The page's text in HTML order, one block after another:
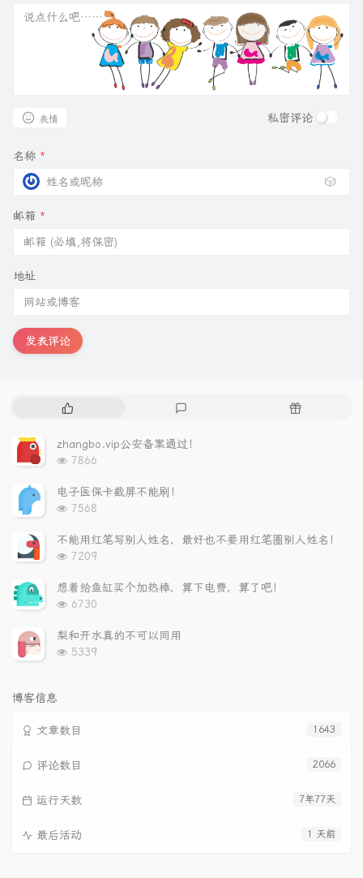
表情 私密评论
名称 *
🎲
邮箱 *
地址
发表评论
热
章
评
随
zhangbo.vip公安备案通过！
浏
次
数:
7866
电子医保卡截屏不能刷！
浏
次
数:
7568
不能用红笔写别人姓名，最好也不要用红笔圈别人姓名！
浏
次
数:
7209
想着给鱼缸买个加热棒，算下电费，算了吧！
浏
次
数:
6730
梨和开水真的不可以同用
浏
5339
博客信息
1643
文章数目
2066
评论数目
7年77天
运行天数
1 天前
最后活动